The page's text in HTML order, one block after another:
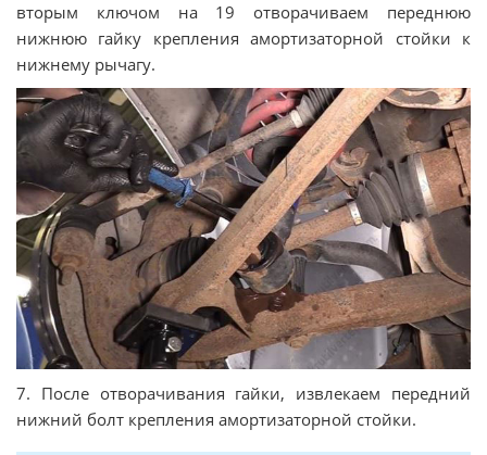
вторым ключом на 19 отворачиваем переднюю
нижнюю гайку крепления амортизаторной стойки к
нижнему рычагу.
7. После отворачивания гайки, извлекаем передний
нижний болт крепления амортизаторной стойки.